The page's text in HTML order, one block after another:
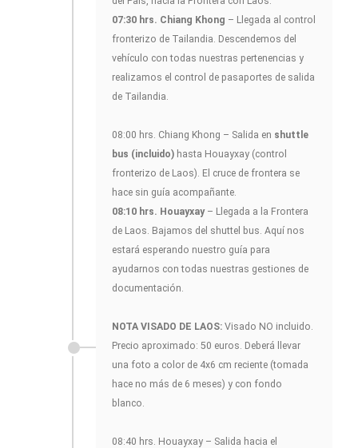
07:30 hrs. Chiang Khong – Llegada al control
fronterizo de Tailandia. Descendemos del
vehículo con todas nuestras pertenencias y
realizamos el control de pasaportes de salida
de Tailandia.
08:00 hrs. Chiang Khong – Salida en shuttle
bus (incluido) hasta Houayxay (control
fronterizo de Laos). El cruce de frontera se
hace sin guía acompañante.
08:10 hrs. Houayxay – Llegada a la Frontera
de Laos. Bajamos del shuttel bus. Aquí nos
estará esperando nuestro guía para
ayudarnos con todas nuestras gestiones de
documentación.
NOTA VISADO DE LAOS: Visado NO incluido.
Precio aproximado: 50 euros. Deberá llevar
una foto a color de 4x6 cm reciente (tomada
hace no más de 6 meses) y con fondo
blanco.
08:40 hrs. Houayxay – Salida hacia el